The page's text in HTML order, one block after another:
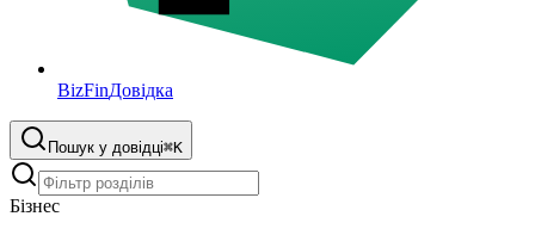
BizFinДовідка
Пошук у довідці⌘K
Бізнес